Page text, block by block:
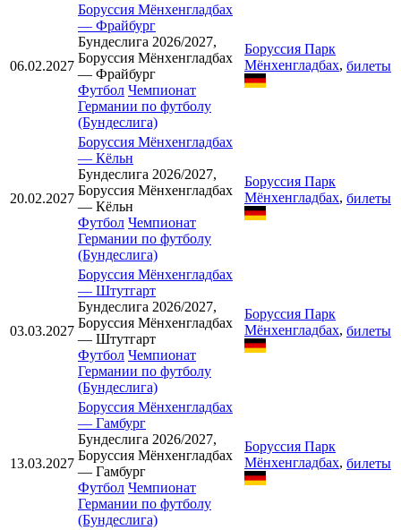
06.02.2027
Боруссия Мёнхенгладбах
— Фрайбург
Бундеслига 2026/2027,
Боруссия Мёнхенгладбах
— Фрайбург
Футбол Чемпионат
Германии по футболу
(Бундеслига)
Боруссия Парк
Мёнхенгладбах, билеты
20.02.2027
Боруссия Мёнхенгладбах
— Кёльн
Бундеслига 2026/2027,
Боруссия Мёнхенгладбах
— Кёльн
Футбол Чемпионат
Германии по футболу
(Бундеслига)
Боруссия Парк
Мёнхенгладбах, билеты
03.03.2027
Боруссия Мёнхенгладбах
— Штутгарт
Бундеслига 2026/2027,
Боруссия Мёнхенгладбах
— Штутгарт
Футбол Чемпионат
Германии по футболу
(Бундеслига)
Боруссия Парк
Мёнхенгладбах, билеты
13.03.2027
Боруссия Мёнхенгладбах
— Гамбург
Бундеслига 2026/2027,
Боруссия Мёнхенгладбах
— Гамбург
Футбол Чемпионат
Германии по футболу
(Бундеслига)
Боруссия Парк
Мёнхенгладбах, билеты